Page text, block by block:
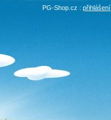
PG-Shop.cz : přihlášení